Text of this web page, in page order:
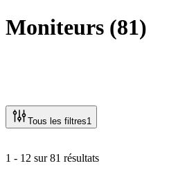
Moniteurs (81)
Tous les filtres1
1 - 12 sur 81 résultats